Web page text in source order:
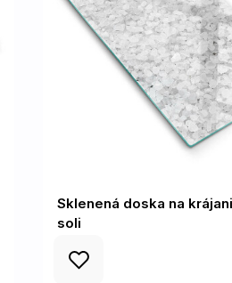
Sklenená doska na
soli